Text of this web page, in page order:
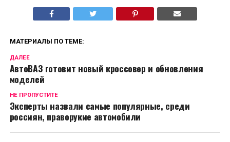
МАТЕРИАЛЫ ПО ТЕМЕ:
ДАЛЕЕ
АвтоВАЗ готовит новый кроссовер и обновления
моделей
НЕ ПРОПУСТИТЕ
Эксперты назвали самые популярные, среди
россиян, праворукие автомобили